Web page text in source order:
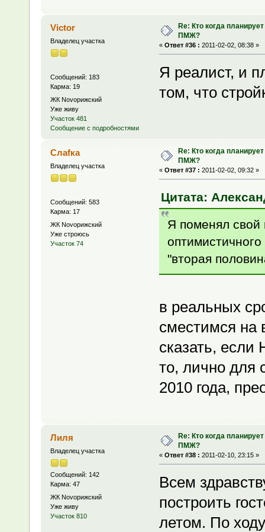
Victor
Владелец участка
Сообщений: 183
Карма: 19
ЖК Novoрижский
Уже живу
Участок 481
Сообщение с подробностями
Re: Кто когда
ПМЖ?
« Ответ #36 : 2011-02-02, 08:38 »
Я реалист, и
том, что
Слаfка
Владелец участка
Сообщений: 583
Карма: 17
ЖК Novoрижский
Уже строюсь
Участок 74
Re: Кто когда
ПМЖ?
« Ответ #37 : 2011-02-02, 09:32 »
Цитата:
Я поменял свой
"вторая
в реальных
сместимся на
сказать,
то, лично для
2010 года,
Лиля
Владелец участка
Сообщений: 142
Карма: 47
ЖК Novoрижский
Уже живу
Участок 810
Re: Кто когда
ПМЖ?
« Ответ #38 : 2011-02-10, 23:15 »
Всем
построить
летом. По